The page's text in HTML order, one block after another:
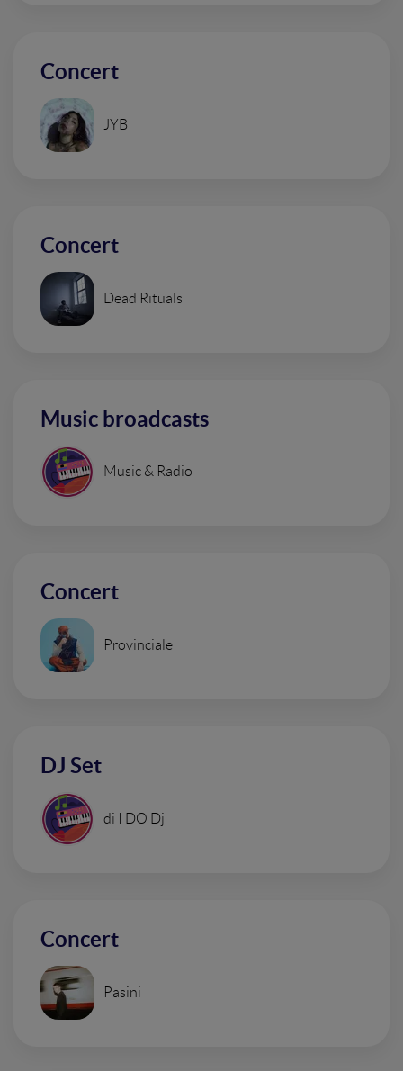
Concert
JYB
Concert
Dead Rituals
Music broadcasts
Music & Radio
Concert
Provinciale
DJ Set
di I DO Dj
Concert
Pasini